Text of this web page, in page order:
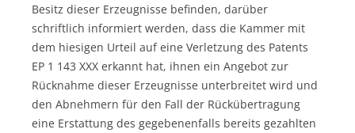
Besitz dieser Erzeugnisse befinden, darüber
schriftlich informiert werden, dass die Kammer mit
dem hiesigen Urteil auf eine Verletzung des Patents
EP 1 143 XXX erkannt hat, ihnen ein Angebot zur
Rücknahme dieser Erzeugnisse unterbreitet wird und
den Abnehmern für den Fall der Rückübertragung
eine Erstattung des gegebenenfalls bereits gezahlten